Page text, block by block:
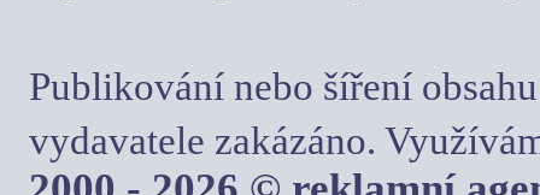
Publikování nebo šíření
vydavatele zakázáno.